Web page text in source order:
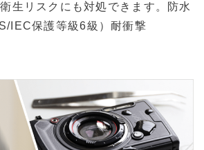
生リスクにも対処できます。防水
IEC保護等級6級）耐衝撃